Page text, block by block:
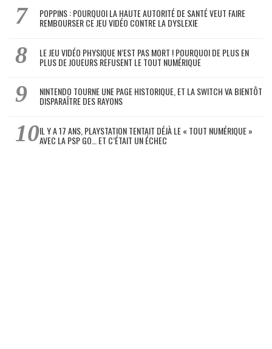
POPPINS : POURQUOI LA HAUTE AUTORITÉ DE SANTÉ VEUT FAIRE
REMBOURSER CE JEU VIDÉO CONTRE LA DYSLEXIE
LE JEU VIDÉO PHYSIQUE N’EST PAS MORT ! POURQUOI DE PLUS EN
PLUS DE JOUEURS REFUSENT LE TOUT NUMÉRIQUE
NINTENDO TOURNE UNE PAGE HISTORIQUE, ET LA SWITCH VA BIENTÔT
DISPARAÎTRE DES RAYONS
IL Y A 17 ANS, PLAYSTATION TENTAIT DÉJÀ LE « TOUT NUMÉRIQUE »
AVEC LA PSP GO… ET C’ÉTAIT UN ÉCHEC